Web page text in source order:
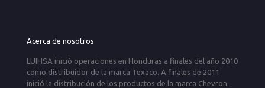
Acerca de nosotros
LUIHSA inició operaciones en Honduras a finales del año 2010
como distribuidor de la marca Texaco. A finales de 2011
inició la distribución de los productos de la marca Chevron.